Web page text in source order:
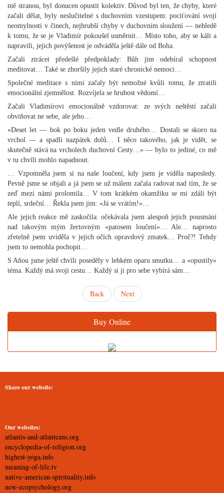
mě stranou, byl donucen opustit kolektiv. Důvod byl ten, že chyby, které
začali dělat, byly neslučitelné s duchovním vzestupem: pociťování svojí
neomylnosti v činech, nejhrubší chyby v duchovním sloužení — nehledě
k tomu, že se je Vladimír pokoušel usměrnit… Místo toho, aby se káli a
napravili, jejich povýšenost je odváděla ještě dále od Boha.
Začali ztrácet předešlé předpoklady: Bůh jim odebíral schopnost
meditovat… Také se zhoršily jejich staré chronické nemoci…
Společné meditace s nimi začaly být nemožné kvůli tomu, že ztratili
emocionální zjemnělost. Rozvíjela se hrubost vědomí…
Začali Vladimírovi emocionálně vzdorovat: ze svých neštěstí začali
obviňovat ne sebe, ale jeho…
«Deset let — bok po boku jeden vedle druhého… Dostali se skoro na
vrchol — a spadli nazpátek dolů… I něco takového, jak je vidět, se
skutečně stává na vrcholech duchovní Cesty…» — bylo to jediné, co mě
v tu chvíli mohlo napadnout.
… Vzpomněla jsem si na naše loučení, kdy jsem je viděla naposledy.
Pevně jsme se objali a já jsem se už málem začala radovat nad tím, že se
zeď mezi námi prolomila… V tom krátkém okamžiku se mi zdáli být
teplí, srdeční… Řekla jsem jim: «Já se vrátím!»…
Ale jejich reakce mě zaskočila: očekávala jsem alespoň jejich pousmání
nad takovým mým žertovným «patosem loučení»… Ale… naprosto
zřetelně jsem uviděla v jejich očích opravdový zmatek… Proč?! Tehdy
jsem to nemohla pochopit…
S Aňou jsme ještě chvíli poseděly v lehkém oparu smutku… a «opustily»
téma. Každý má svoji cestu… Každý si ji pro sebe vybírá sám…
Back Next
Buy Online
Share our website:
Our websites:
atlantis-and-atlanteans.org
encyclopedia-of-religion.org
highest-yoga.info
meaning-of-life.tv
native-american-spirituality.info
new-ecopsychology.org